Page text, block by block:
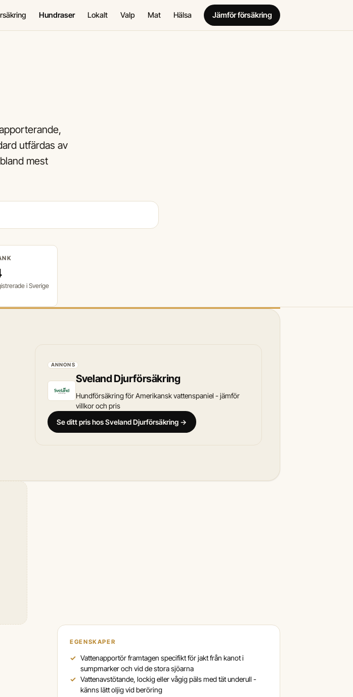
Hundraser Lokalt Valp Mat Hälsa Jämför försäkring
utfärdas av
mest
i Sverige
ANNONS
Sveland Djurförsäkring
Hundförsäkring för Amerikansk vattenspaniel - jämför
villkor och pris
Se ditt pris hos Sveland Djurförsäkring →
EGENSKAPER
Vattenapportör framtagen specifikt för jakt från kanot i
sumpmarker och vid de stora sjöarna
Vattenavstötande, lockig eller vågig päls med tät underull -
känns lätt oljig vid beröring